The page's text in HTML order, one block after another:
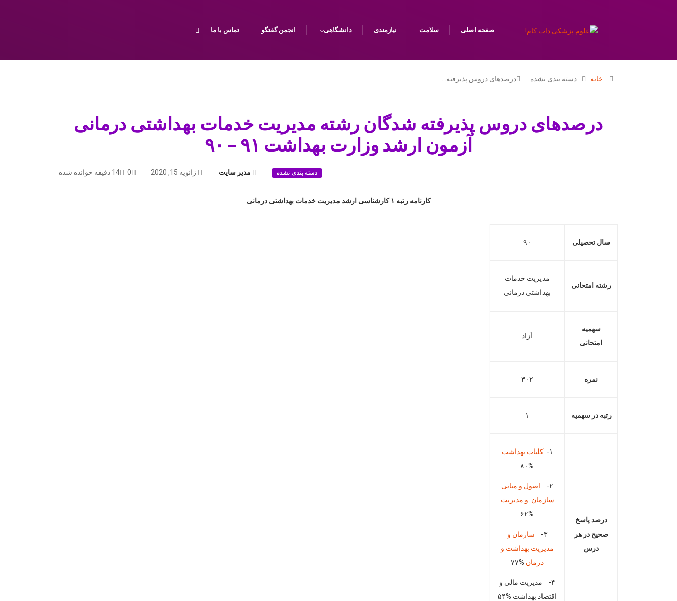
صفحه اصلی سلامت نیازمندی دانشگاهی انجمن گفتگو تماس با ما
خانه دسته بندی نشده درصدهای دروس پذیرفته…
درصدهای دروس پذیرفته شدگان رشته مدیریت خدمات بهداشتی درمانی
آزمون ارشد وزارت بهداشت ۹۱ – ۹۰
دسته بندی نشده مدیر سایت ژانویه 15, 2020 0 14 دقیقه خوانده شده
کارنامه رتبه ۱ کارشناسی ارشد مدیریت خدمات بهداشتی درمانی
سال تحصیلی ۹۰
رشته امتحانی
مدیریت خدمات
بهداشتی درمانی
سهمیه
امتحانی
آزاد
نمره ۳۰۲
رتبه در سهمیه ۱
درصد پاسخ
صحیح در هر
درس
۱-
کلیات بهداشت
%۸۰
۲-
اصول و مبانی
سازمان و مدیریت
%۶۲
۳-
سازمان و
مدیریت بهداشت و
درمان %۷۷
۴- مدیریت مالی و
اقتصاد بهداشت %۵۴